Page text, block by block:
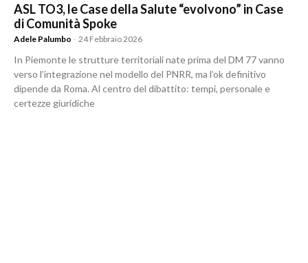
ASL TO3, le Case della Salute “evolvono” in Case
di Comunità Spoke
Adele Palumbo - 24 Febbraio 2026
In Piemonte le strutture territoriali nate prima del DM 77 vanno
verso l’integrazione nel modello del PNRR, ma l’ok definitivo
dipende da Roma. Al centro del dibattito: tempi, personale e
certezze giuridiche